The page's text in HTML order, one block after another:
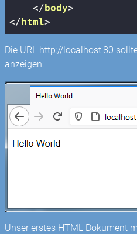
</body>
</html>
Die URL http://localhost:80
anzeigen:
Unser erstes HTML Dokument